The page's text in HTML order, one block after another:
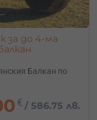
за до 4-ма
Балкан по
€ /586.75 лв.